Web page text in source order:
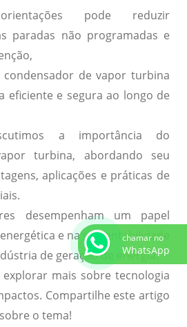
pode reduzir
paradas não programadas e
de vapor turbina
eficiente e segura ao longo de
a importância do
turbina, abordando seu
aplicações e práticas de
desempenham um papel
e na sustentabilidade
de geração de energia.
mais sobre tecnologia
Compartilhe este artigo
o tema!
chamar no
WhatsApp